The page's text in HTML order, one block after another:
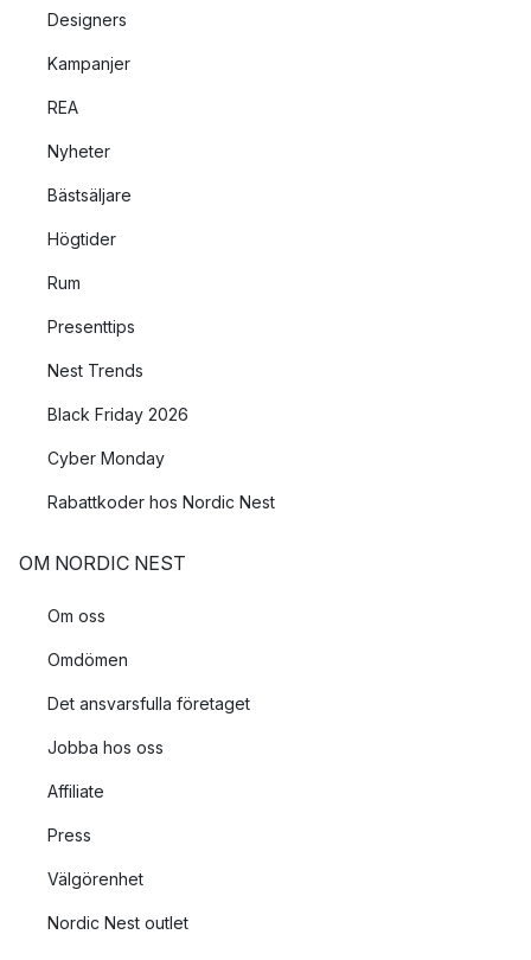
Designers
Kampanjer
REA
Nyheter
Bästsäljare
Högtider
Rum
Presenttips
Nest Trends
Black Friday 2026
Cyber Monday
Rabattkoder hos Nordic Nest
OM NORDIC NEST
Om oss
Omdömen
Det ansvarsfulla företaget
Jobba hos oss
Affiliate
Press
Välgörenhet
Nordic Nest outlet